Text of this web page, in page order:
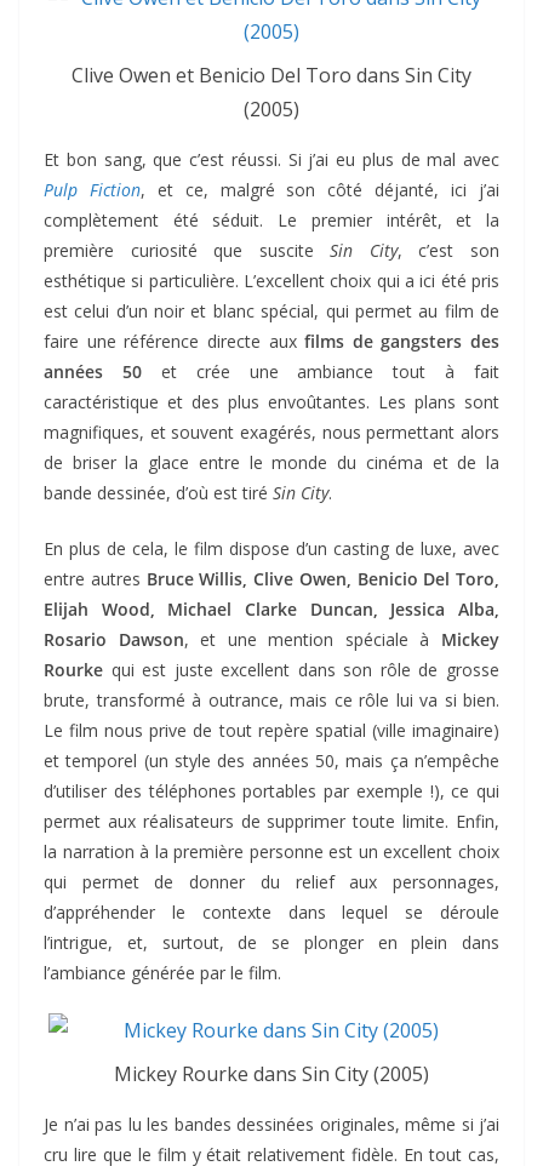
Clive Owen et Benicio Del Toro dans Sin City
(2005)
Et bon sang, que c’est réussi. Si j’ai eu plus de mal avec
Pulp Fiction, et ce, malgré son côté déjanté, ici j’ai
complètement été séduit. Le premier intérêt, et la
première curiosité que susciteSin City, c’est son
esthétique si particulière. L’excellent choix qui a ici été pris
est celui d’un noir et blanc spécial, qui permet au film de
faire une référence directe auxfilms de gangsters des
années 50et crée une ambiance tout à fait
caractéristique et des plus envoûtantes. Les plans sont
magnifiques, et souvent exagérés, nous permettant alors
de briser la glace entre le monde du cinéma et de la
bande dessinée, d’où est tiré Sin City.
En plus de cela, le film dispose d’un casting de luxe, avec
entre autres Bruce Willis, Clive Owen, Benicio Del Toro,
Elijah Wood, Michael Clarke Duncan, Jessica Alba,
Rosario Dawson, et une mention spéciale à Mickey
Rourke qui est juste excellent dans son rôle de grosse
brute, transformé à outrance, mais ce rôle lui va si bien.
Le film nous prive de tout repère spatial (ville imaginaire)
et temporel (un style des années 50, mais ça n’empêche
d’utiliser des téléphones portables par exemple !), ce qui
permet aux réalisateurs de supprimer toute limite. Enfin,
la narration à la première personne est un excellent choix
qui permet de donner du relief aux personnages,
d’appréhender le contexte dans lequel se déroule
l’intrigue, et, surtout, de se plonger en plein dans
l’ambiance générée par le film.
Mickey Rourke dans Sin City (2005)
Je n’ai pas lu les bandes dessinées originales, même si j’ai
cru lire que le film y était relativement fidèle. En tout cas,